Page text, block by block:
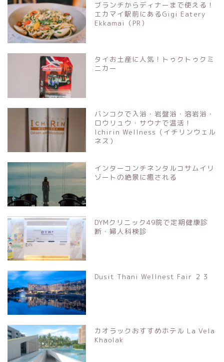
ブランチからディナーまで使える！
エカマイ駅前にあるGigi Eatery
Ekkamai（PR）
タイお土産に人気！トゥクトゥクミ
ニカー
バンコクで入浴・岩盤浴・溶岩浴・
ロウリュウ・サウナで温活！
Ichirin Wellness（イチリンウェル
ネス）
インターコンチネンタルコサムイリ
ゾートの絶景に癒される
DYMクリニック49院で定期健康診
断・婦人科検診
Dusit Thani Wellnest Fair ２３
カオラックおすすめホテル La Vela
Khaolak